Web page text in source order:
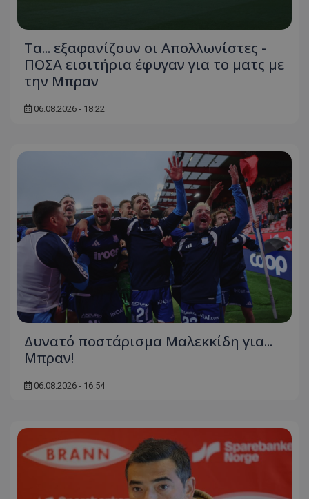
Τα... εξαφανίζουν οι Απολλωνίστες -
ΠΟΣΑ εισιτήρια έφυγαν για το ματς με
την Μπραν
06.08.2026 - 18:22
Δυνατό ποστάρισμα Μαλεκκίδη για...
Μπραν!
06.08.2026 - 16:54